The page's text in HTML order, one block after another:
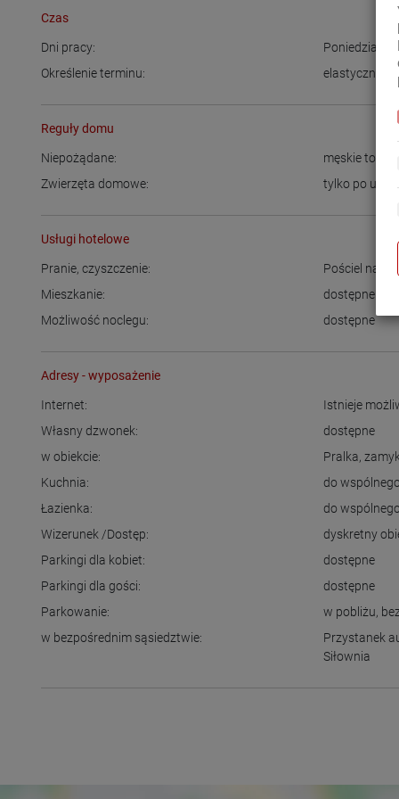
Czas
Dni pracy: Poniedziałek
Określenie terminu:
elastyczny
Reguły domu
Niepożądane:
męskie
Zwierzęta domowe:
tylko po
Usługi hotelowe
Pranie, czyszczenie: Pościel na
Mieszkanie:
dostępne
Możliwość noclegu:
dostępne
Adresy - wyposażenie
Internet: Istnieje
Własny dzwonek:
dostępne
w obiekcie:
Pralka,
Kuchnia:
do
Łazienka:
do
Wizerunek /Dostęp:
dyskretny
Parkingi dla kobiet:
dostępne
Parkingi dla gości:
dostępne
Parkowanie:
w pobliżu,
w bezpośrednim sąsiedztwie:
Przystanek
Siłownia